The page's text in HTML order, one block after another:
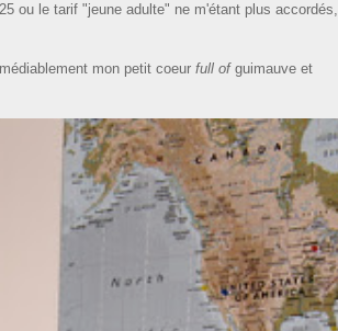
ou le tarif "jeune adulte" ne m'étant plus accordés,
mon petit coeur full of guimauve et